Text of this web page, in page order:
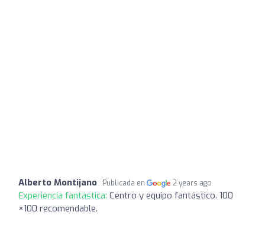
Alberto Montijano Publicada en 2 years ago
Experiencia fantástica: Centro y equipo fantástico. 100
×100 recomendable.